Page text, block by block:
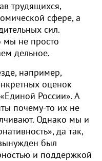
трудящихся,
сфере, а
сил.
мы не просто
дельное.
например,
оценок
России». А
почему-то их не
Однако мы и
да так,
был
и поддержкой